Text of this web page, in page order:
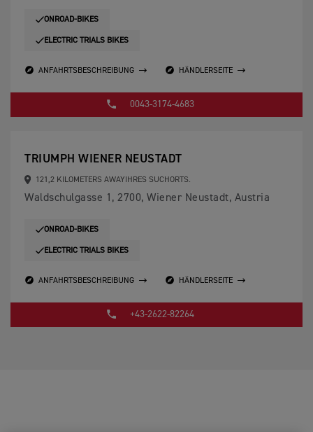
ONROAD-BIKES
ELECTRIC TRIALS BIKES
ANFAHRTSBESCHREIBUNG HÄNDLERSEITE
0043-3174-4683
TRIUMPH WIENER NEUSTADT
121,2 KILOMETERS AWAYIHRES SUCHORTS.
Waldschulgasse 1, 2700, Wiener Neustadt, Austria
ONROAD-BIKES
ELECTRIC TRIALS BIKES
ANFAHRTSBESCHREIBUNG HÄNDLERSEITE
+43-2622-82264